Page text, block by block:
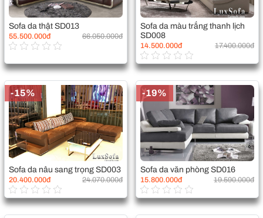
Sofa da thật SD013
55.500.000đ 66.050.000đ
Sofa da màu trắng thanh lịch
SD008
14.500.000đ 17.400.000đ
Sofa da nâu sang trọng SD003
20.400.000đ 24.070.000đ
-15%
Sofa da văn phòng SD016
15.800.000đ 19.590.000đ
-19%